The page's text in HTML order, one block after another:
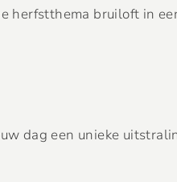
herfstthema bruiloft in
dag een unieke